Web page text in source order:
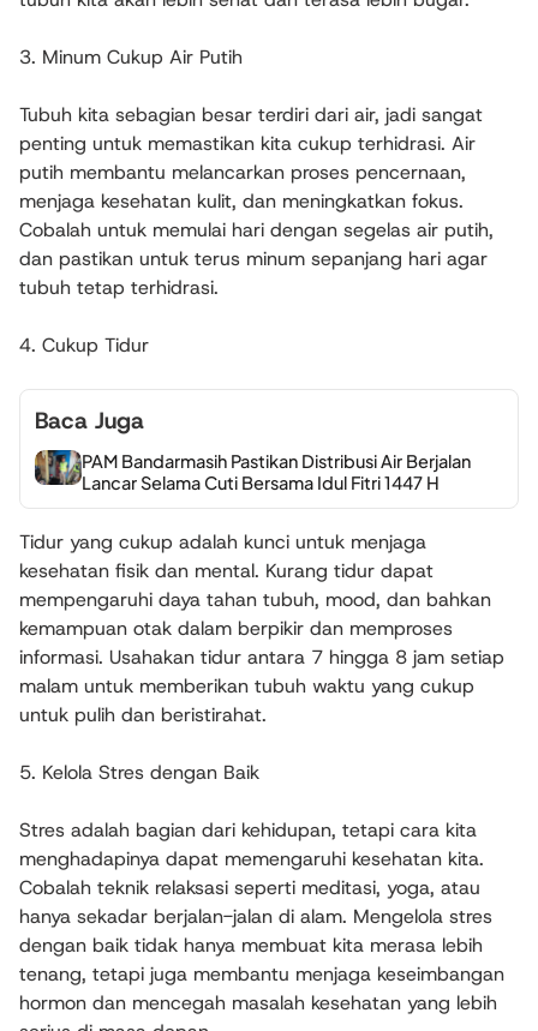
3. Minum Cukup Air Putih
Tubuh kita sebagian besar terdiri dari air, jadi sangat
penting untuk memastikan kita cukup terhidrasi. Air
putih membantu melancarkan proses pencernaan,
menjaga kesehatan kulit, dan meningkatkan fokus.
Cobalah untuk memulai hari dengan segelas air putih,
dan pastikan untuk terus minum sepanjang hari agar
tubuh tetap terhidrasi.
4. Cukup Tidur
Baca Juga
PAM Bandarmasih Pastikan Distribusi Air Berjalan
Lancar Selama Cuti Bersama Idul Fitri 1447 H
Tidur yang cukup adalah kunci untuk menjaga
kesehatan fisik dan mental. Kurang tidur dapat
mempengaruhi daya tahan tubuh, mood, dan bahkan
kemampuan otak dalam berpikir dan memproses
informasi. Usahakan tidur antara 7 hingga 8 jam setiap
malam untuk memberikan tubuh waktu yang cukup
untuk pulih dan beristirahat.
5. Kelola Stres dengan Baik
Stres adalah bagian dari kehidupan, tetapi cara kita
menghadapinya dapat memengaruhi kesehatan kita.
Cobalah teknik relaksasi seperti meditasi, yoga, atau
hanya sekadar berjalan-jalan di alam. Mengelola stres
dengan baik tidak hanya membuat kita merasa lebih
tenang, tetapi juga membantu menjaga keseimbangan
hormon dan mencegah masalah kesehatan yang lebih